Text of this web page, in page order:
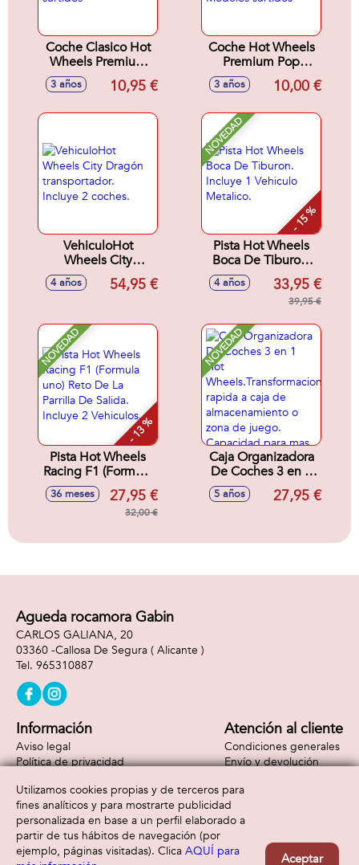
Coche Clasico Hot
Wheels Premium
Escala 1:64 -
Modelos surtidos
3 años 10,95 €
Coche Hot Wheels
Premium Pop
Culture escala 1:64.
- Modelos surtidos
3 años 10,00 €
VehiculoHot
Wheels City
Dragón
transportador.
4 años 54,95 €
NOVEDAD
- 15 %
Pista Hot Wheels
Boca De Tiburon.
Incluye 1 Vehiculo
Metalico.
4 años 33,95 €
39,95 €
NOVEDAD
- 13 %
Pista Hot Wheels
Racing F1 (Formula
uno) Reto De La
Parrilla De Salida.
Incluye 2 Vehiculos.
36 meses 27,95 €
32,00 €
NOVEDAD
Caja Organizadora
De Coches 3 en 1
Wheels.Transformacion
zona de juego.
mas de 200
5 años 27,95 €
Agueda rocamora Gabin
CARLOS GALIANA, 20
03360 -Callosa De Segura ( Alicante )
965310887
Información
Aviso legal
Política de privacidad
Atención al cliente
Condiciones generales
Envío y devolución
Formas de pago
Utilizamos cookies propias y de terceros para
fines analíticos y para mostrarte publicidad
personalizada en base a un perfil elaborado a
partir de tus hábitos de navegación (por
ejemplo, páginas visitadas). Clica AQUÍ para
Aceptar